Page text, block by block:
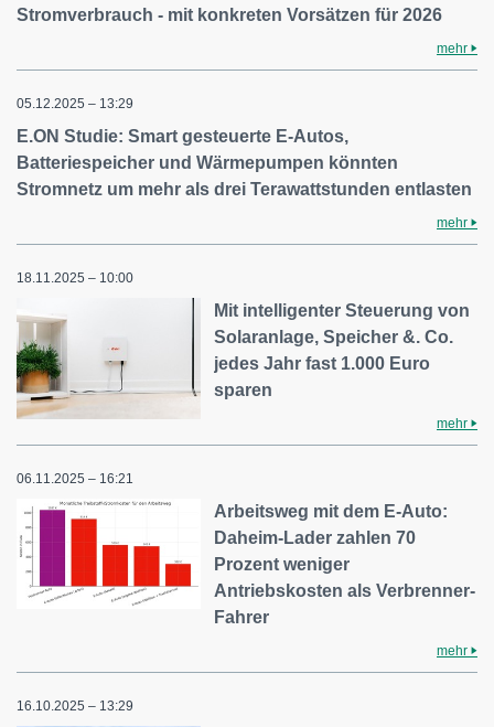
Stromverbrauch - mit konkreten Vorsätzen für 2026
mehr
05.12.2025 – 13:29
E.ON Studie: Smart gesteuerte E-Autos,
Batteriespeicher und Wärmepumpen könnten
Stromnetz um mehr als drei Terawattstunden entlasten
mehr
18.11.2025 – 10:00
Mit intelligenter Steuerung von
Solaranlage, Speicher &. Co.
jedes Jahr fast 1.000 Euro
sparen
mehr
06.11.2025 – 16:21
Arbeitsweg mit dem E-Auto:
Daheim-Lader zahlen 70
Prozent weniger
Antriebskosten als Verbrenner-
Fahrer
mehr
16.10.2025 – 13:29